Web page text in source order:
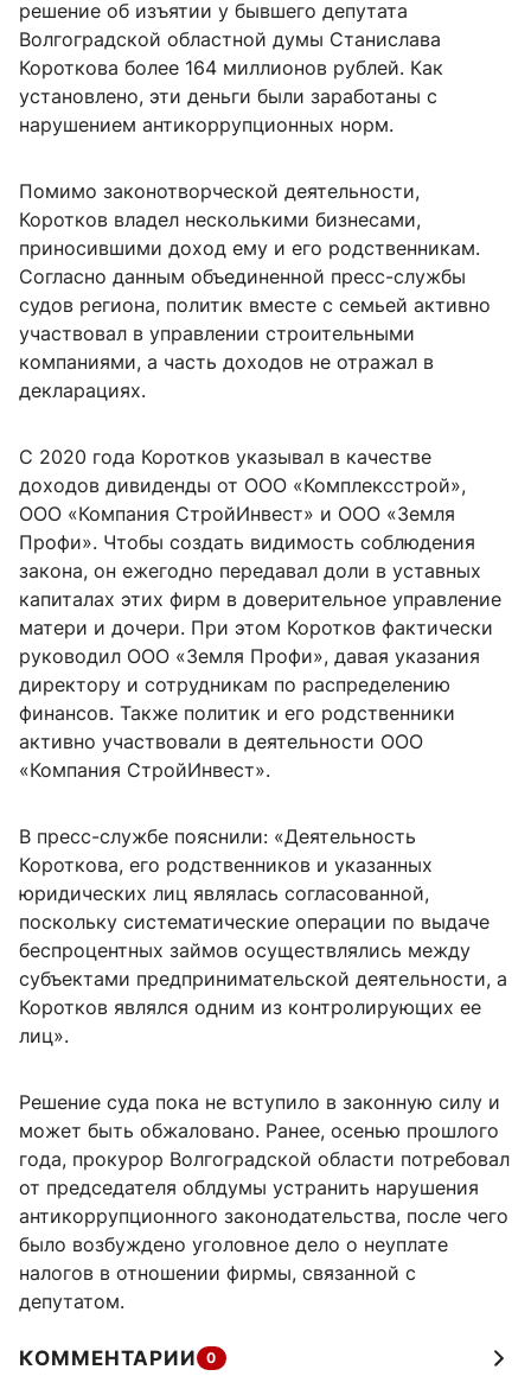
решение об изъятии у бывшего депутата
Волгоградской областной думы Станислава
Короткова более 164 миллионов рублей. Как
установлено, эти деньги были заработаны с
нарушением антикоррупционных норм.
Помимо законотворческой деятельности,
Коротков владел несколькими бизнесами,
приносившими доход ему и его родственникам.
Согласно данным объединенной пресс-службы
судов региона, политик вместе с семьей активно
участвовал в управлении строительными
компаниями, а часть доходов не отражал в
декларациях.
С 2020 года Коротков указывал в качестве
доходов дивиденды от ООО «Комплексстрой»,
ООО «Компания СтройИнвест» и ООО «Земля
Профи». Чтобы создать видимость соблюдения
закона, он ежегодно передавал доли в уставных
капиталах этих фирм в доверительное управление
матери и дочери. При этом Коротков фактически
руководил ООО «Земля Профи», давая указания
директору и сотрудникам по распределению
финансов. Также политик и его родственники
активно участвовали в деятельности ООО
«Компания СтройИнвест».
В пресс-службе пояснили: «Деятельность
Короткова, его родственников и указанных
юридических лиц являлась согласованной,
поскольку систематические операции по выдаче
беспроцентных займов осуществлялись между
субъектами предпринимательской деятельности, а
Коротков являлся одним из контролирующих ее
лиц».
Решение суда пока не вступило в законную силу и
может быть обжаловано. Ранее, осенью прошлого
года, прокурор Волгоградской области потребовал
от председателя облдумы устранить нарушения
антикоррупционного законодательства, после чего
было возбуждено уголовное дело о неуплате
налогов в отношении фирмы, связанной с
депутатом.
КОММЕНТАРИИ 0